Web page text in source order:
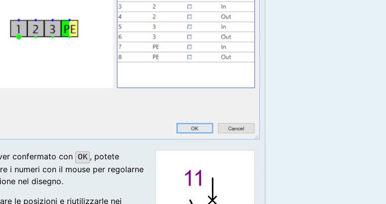
confermato con OK , potete
i numeri con il mouse per regolarne
nel disegno.
le posizioni e riutilizzarle nei